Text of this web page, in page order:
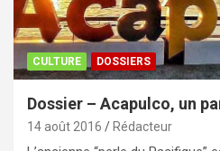
CULTURE DOSSIERS
Dossier – Acapulco, un
14 août 2016 Rédacteur